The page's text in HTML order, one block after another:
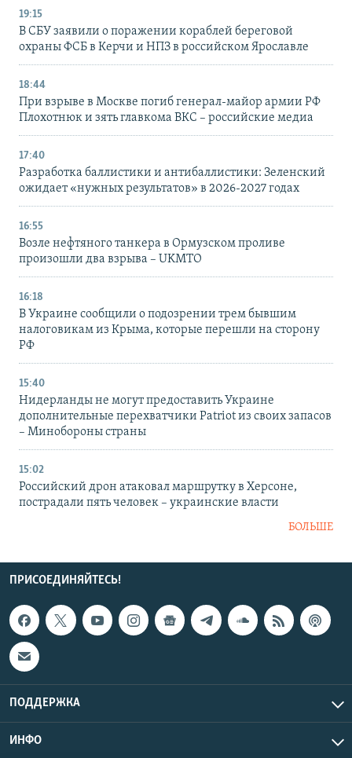
19:15
В СБУ заявили о поражении кораблей береговой
охраны ФСБ в Керчи и НПЗ в российском Ярославле
18:44
При взрыве в Москве погиб генерал-майор армии РФ
Плохотнюк и зять главкома ВКС – российские медиа
17:40
Разработка баллистики и антибаллистики: Зеленский
ожидает «нужных результатов» в 2026-2027 годах
16:55
Возле нефтяного танкера в Ормузском проливе
произошли два взрыва – UKMTO
16:18
В Украине сообщили о подозрении трем бывшим
налоговикам из Крыма, которые перешли на сторону
РФ
15:40
Нидерланды не могут предоставить Украине
дополнительные перехватчики Patriot из своих запасов
– Минобороны страны
15:02
Российский дрон атаковал маршрутку в Херсоне,
пострадали пять человек – украинские власти
БОЛЬШЕ
ПРИСОЕДИНЯЙТЕСЬ!
ПОДДЕРЖКА
ИНФО